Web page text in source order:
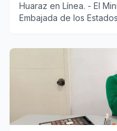
Huaraz en Línea. - El
Embajada de los